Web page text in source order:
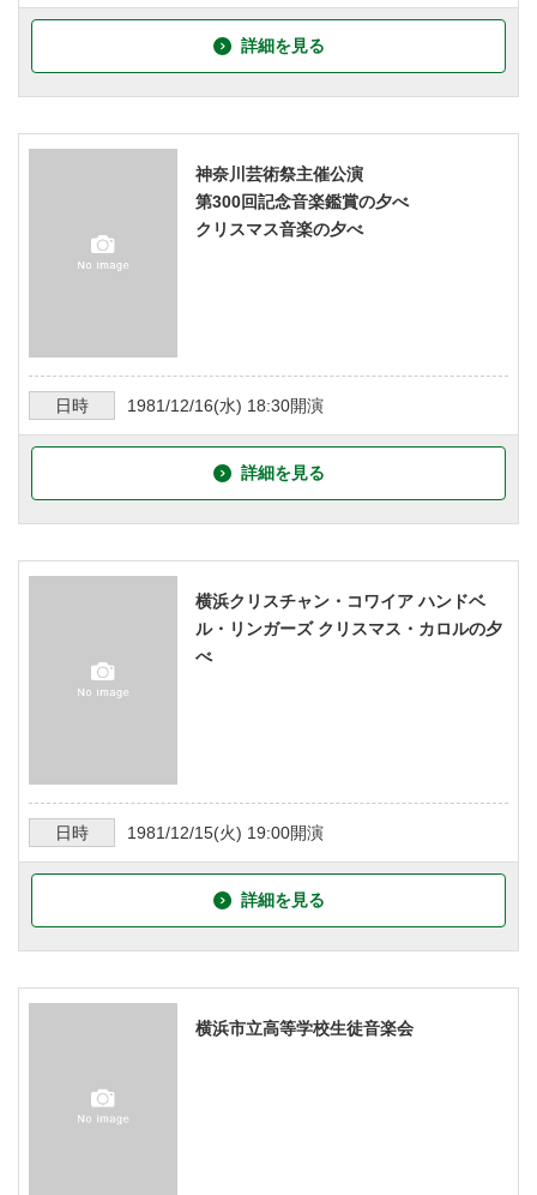
詳細を見る
神奈川芸術祭主催公演
第300回記念音楽鑑賞の夕べ
クリスマス音楽の夕べ
日時 1981/12/16(水) 18:30開演
詳細を見る
横浜クリスチャン・コワイア ハンドベ
ル・リンガーズ クリスマス・カロルの夕
べ
日時 1981/12/15(火) 19:00開演
詳細を見る
横浜市立高等学校生徒音楽会